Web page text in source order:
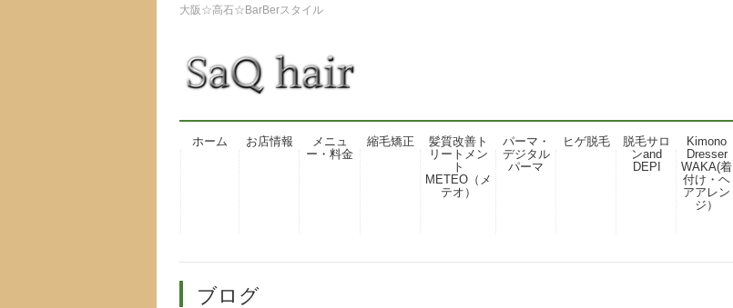
大阪☆高石☆BarBerスタイル
ホーム お店情報
メニュ
ー・料金
縮毛矯正
髪質改善ト
リートメン
ト
METEO（メ
テオ）
パーマ・
デジタル
パーマ
ヒゲ脱毛
脱毛サロ
ンand
DEPI
Kimono
Dresser
WAKA(着
付け・ヘ
アアレン
ジ）
ブログ